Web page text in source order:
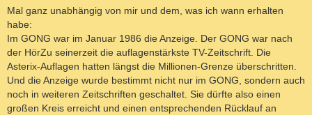
Mal ganz unabhängig von mir und dem, was ich wann erhalten
habe:
Im GONG war im Januar 1986 die Anzeige. Der GONG war nach
der HörZu seinerzeit die auflagenstärkste TV-Zeitschrift. Die
Asterix-Auflagen hatten längst die Millionen-Grenze überschritten.
Und die Anzeige wurde bestimmt nicht nur im GONG, sondern auch
noch in weiteren Zeitschriften geschaltet. Sie dürfte also einen
großen Kreis erreicht und einen entsprechenden Rücklauf an